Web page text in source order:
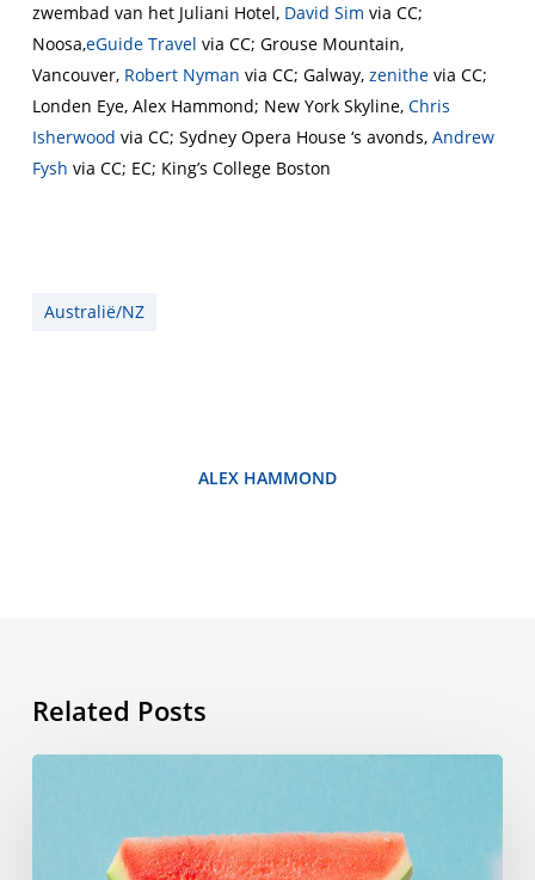
zwembad van het Juliani Hotel, David Sim via CC;
Noosa,eGuide Travel via CC; Grouse Mountain,
Vancouver, Robert Nyman via CC; Galway, zenithevia CC;
Londen Eye, Alex Hammond; New York Skyline, Chris
Isherwood via CC; Sydney Opera House ‘s avonds, Andrew
Fysh via CC; EC; King’s College Boston
Australië/NZ
ALEX HAMMOND
Related Posts